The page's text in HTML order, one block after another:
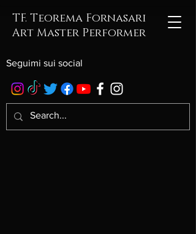
TF. Teorema Fornasari
Art Master Performer
Seguimi sui social